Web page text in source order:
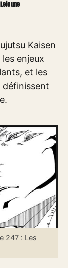
Kaisen
enjeux
et les
définissent
247 : Les